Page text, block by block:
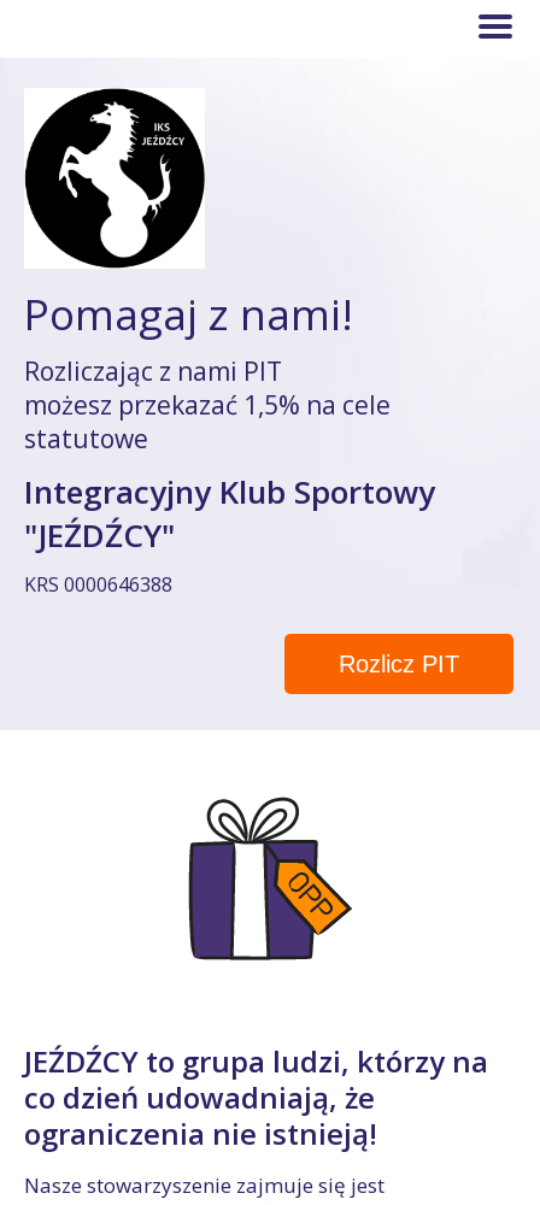
Pomagaj z nami!
Rozliczając z nami PIT
możesz przekazać 1,5% na cele
statutowe
Integracyjny Klub Sportowy
"JEŹDŹCY"
KRS 0000646388
Rozlicz PIT
JEŹDŹCY to grupa ludzi, którzy na
co dzień udowadniają, że
ograniczenia nie istnieją!
Nasze stowarzyszenie zajmuje się jest